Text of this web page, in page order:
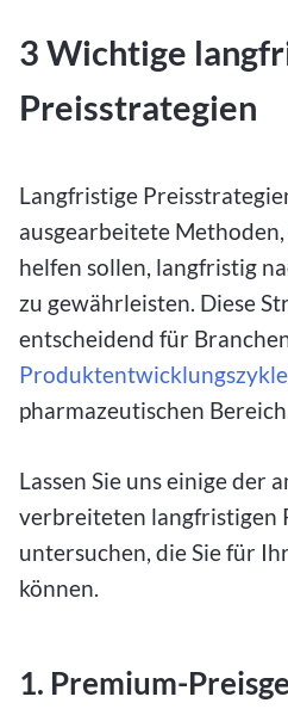
3 Wichtige
Preisstrategien
Langfristige
ausgearbeitete
helfen sollen, langfristig
zu gewährleisten. Diese
entscheidend für
pharmazeutischen
Lassen Sie uns einige der
verbreiteten langfristigen
untersuchen, die Sie für
können.
1. Premium-